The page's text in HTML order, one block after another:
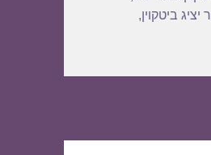
יציג ביטקוין,